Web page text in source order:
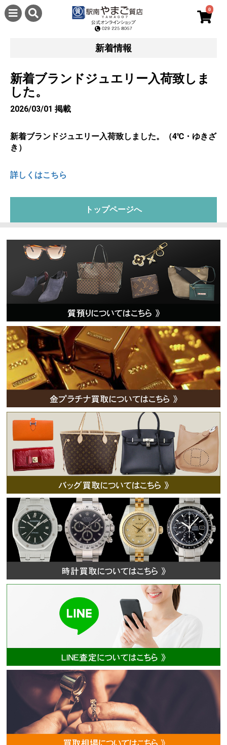
0
新着情報
新着ブランドジュエリー入荷致しま
した。
2026/03/01 掲載
新着ブランドジュエリー入荷致しました。（4℃・ゆきざ
き）
詳しくはこちら
トップページへ